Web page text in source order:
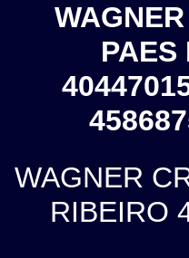
PAES
WAGNER
RIBEIRO